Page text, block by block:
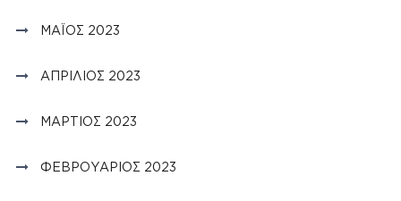
ΜΆΙΟΣ 2023
ΑΠΡΊΛΙΟΣ 2023
ΜΆΡΤΙΟΣ 2023
ΦΕΒΡΟΥΆΡΙΟΣ 2023